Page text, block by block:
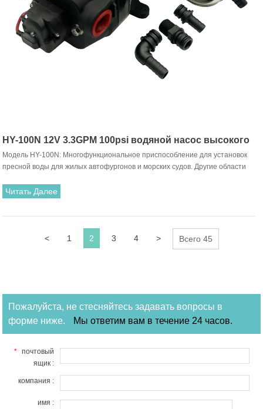
HY-100N 12V 3.3GPM 100psi водяной насос высокого
давления RV
Модель HY-100N: Многофункциональное приспособление для установок
пресной воды для жилых автофургонов и морских судов. Другие области
переменного тока в каютах. Насос Rv может использоваться для общей
Читать Далее
< 1 2 3 4 > Всего 45
Пожалуйста, не стесняйтесь задавать вопросы в
форме ниже.
Мы ответим вам в течение 24 часов.
* почтовый
ящик :
компания :
имя :